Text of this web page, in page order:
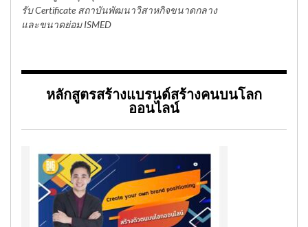
รับ Certificate สถาบันพัฒนาวิสาหกิจขนาดกลาง
และขนาดย่อม ISMED
หลักสูตรสร้างแบรนด์สร้างคนบนโลก
ออนไลน์